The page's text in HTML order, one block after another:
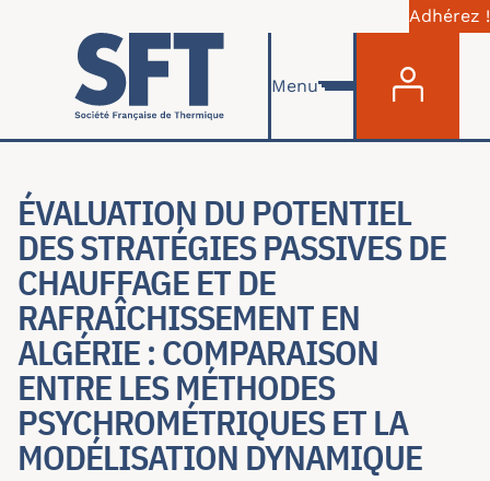
Aller au contenu principal
Adhérez !
Menu
ÉVALUATION DU POTENTIEL
DES STRATÉGIES PASSIVES DE
CHAUFFAGE ET DE
RAFRAÎCHISSEMENT EN
ALGÉRIE : COMPARAISON
ENTRE LES MÉTHODES
PSYCHROMÉTRIQUES ET LA
MODÉLISATION DYNAMIQUE